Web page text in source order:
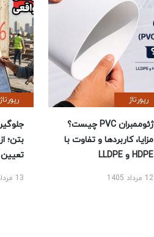
رپورتاژ
ژئوممبران PVC چیست؟
مزایا، کاربردها و تفاوت با
HDPE و LLDPE
12 مرداد 1405
رپورتاژ
بتن؛
13 مرداد 1405